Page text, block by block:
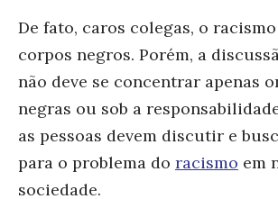
De fato, caros colegas, o
corpos negros. Porém, a
não deve se concentrar apenas
negras ou sob a
as pessoas devem discutir e
para o problema do racismo em
sociedade.